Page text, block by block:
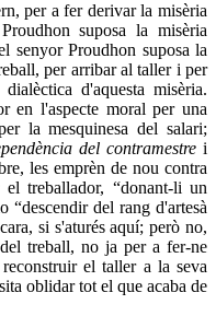
per a fer derivar la misèria
suposa la misèria
senyor Proudhon suposa la
per arribar al taller i per
d'aquesta misèria.
en l'aspecte moral per una
la mesquinesa del salari;
del contramestrei
les emprèn de nou contra
treballador, “donant-li un
“descendir del rang d'artesà
si s'aturés aquí; però no,
treball, no ja per a fer-ne
el taller a la seva
oblidar tot el que acaba de